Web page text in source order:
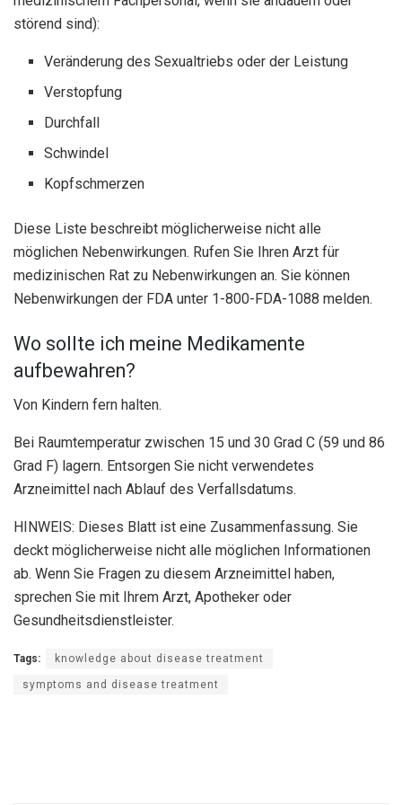
störend sind):
Veränderung des Sexualtriebs oder der Leistung
Verstopfung
Durchfall
Schwindel
Kopfschmerzen
Diese Liste beschreibt möglicherweise nicht alle
möglichen Nebenwirkungen. Rufen Sie Ihren Arzt für
medizinischen Rat zu Nebenwirkungen an. Sie können
Nebenwirkungen der FDA unter 1-800-FDA-1088 melden.
Wo sollte ich meine Medikamente
aufbewahren?
Von Kindern fern halten.
Bei Raumtemperatur zwischen 15 und 30 Grad C (59 und 86
Grad F) lagern. Entsorgen Sie nicht verwendetes
Arzneimittel nach Ablauf des Verfallsdatums.
HINWEIS: Dieses Blatt ist eine Zusammenfassung. Sie
deckt möglicherweise nicht alle möglichen Informationen
ab. Wenn Sie Fragen zu diesem Arzneimittel haben,
sprechen Sie mit Ihrem Arzt, Apotheker oder
Gesundheitsdienstleister.
Tags: knowledge about disease treatment
symptoms and disease treatment